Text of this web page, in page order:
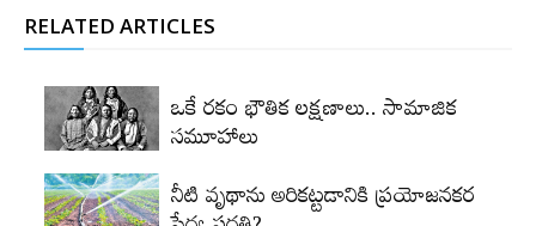
RELATED ARTICLES
ఒకే రకం భౌతిక లక్షణాలు.. సామాజిక
సమూహాలు
నీటి వృథాను అరికట్టడానికి ప్రయోజనకర